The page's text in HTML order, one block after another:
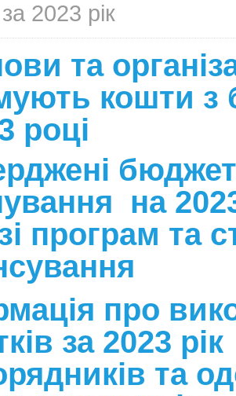
2023 рік
та
кошти
році
на
програм та
про
за 2023
та